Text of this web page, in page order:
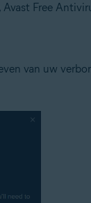
Free
van uw